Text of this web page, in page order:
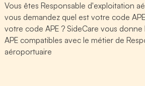
Vous êtes Responsable d'exploitation
vous demandez quel est votre code
votre code APE ? SideCare vous
APE compatibles avec le métier de
aéroportuaire